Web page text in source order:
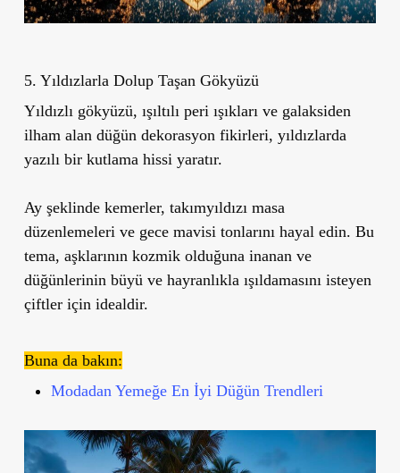
5. Yıldızlarla Dolup Taşan Gökyüzü
Yıldızlı gökyüzü, ışıltılı peri ışıkları ve galaksiden
ilham alan düğün dekorasyon fikirleri, yıldızlarda
yazılı bir kutlama hissi yaratır.
Ay şeklinde kemerler, takımyıldızı masa
düzenlemeleri ve gece mavisi tonlarını hayal edin. Bu
tema, aşklarının kozmik olduğuna inanan ve
düğünlerinin büyü ve hayranlıkla ışıldamasını isteyen
çiftler için idealdir.
Buna da bakın:
Modadan Yemeğe En İyi Düğün Trendleri